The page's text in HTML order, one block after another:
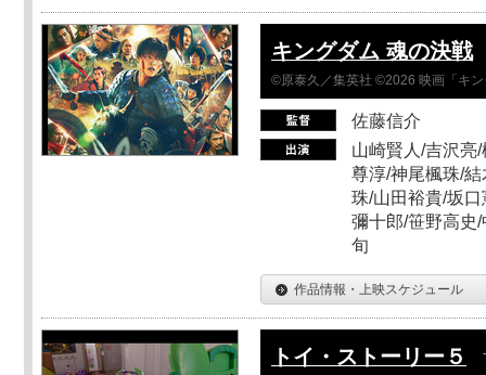
キングダム 魂の決戦
©原泰久／集英社 ©2026 映画「キ
佐藤信介
山崎賢人/吉沢亮
尊淳/神尾楓珠/
珠/山田裕貴/坂
彌十郎/笹野高史
旬
作品情報・上映スケジュール
トイ・ストーリー５